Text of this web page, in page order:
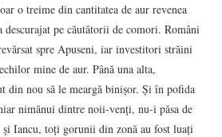
o treime din cantitatea de aur revenea
pe căutătorii de comori. Români
spre Apuseni, iar investitori străini
mine de aur. Până una alta,
din nou să le meargă binişor. Şi în pofida
nimănui dintre noii-venţi, nu-i păsa de
şi Iancu, toţi gorunii din zonă au fost luaţi